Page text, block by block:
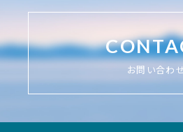
お問い合わ